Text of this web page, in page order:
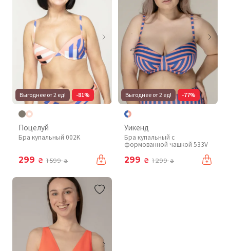
Выгоднее от 2 ед! -81%
Поцелуй
Бра купальный 002K
299 ₴ 1 599₴
Выгоднее от 2 ед! -77%
Уикенд
Бра купальный с
формованной чашкой 533V
299 ₴ 1 299₴